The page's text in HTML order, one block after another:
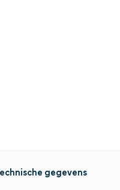
gegevens